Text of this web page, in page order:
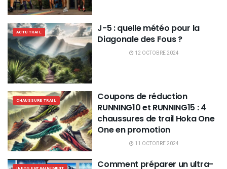
ACTU TRAIL
J-5 : quelle météo pour la
Diagonale des Fous ?
12 OCTOBRE 2024
CHAUSSURE TRAIL
Coupons de réduction
RUNNING10 et RUNNING15 : 4
chaussures de trail Hoka One
One en promotion
11 OCTOBRE 2024
Comment préparer un ultra-